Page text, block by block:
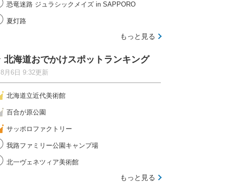
恐竜迷路 ジュラシックメイズ in SAPPORO
夏灯路
もっと見る
北海道おでかけスポットランキング
8月6日 9:32更新
北海道立近代美術館
百合が原公園
サッポロファクトリー
我路ファミリー公園キャンプ場
北一ヴェネツィア美術館
もっと見る